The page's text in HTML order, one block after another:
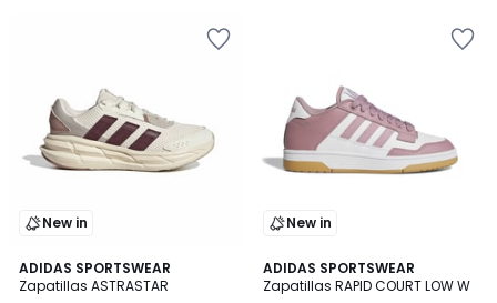
New in
ADIDAS SPORTSWEAR
Zapatillas ASTRASTAR
4,7
/ 5
New in
ADIDAS SPORTSWEAR
Zapatillas RAPID COURT LOW W
4,7
/ 5